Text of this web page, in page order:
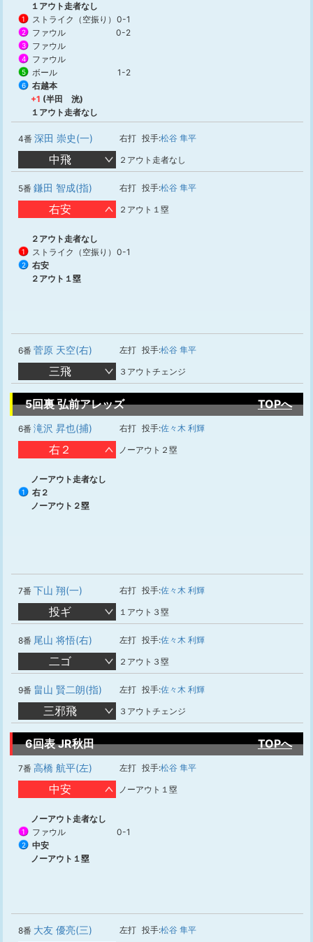
１アウト走者なし
1 ストライク（空振り） 0-1
2 ファウル 0-2
3 ファウル
4 ファウル
5 ボール 1-2
6
右越本
+1 (半田 洸)
１アウト走者なし
4番 深田 崇史(一) 右打 投手:松谷 隼平
中飛 ２アウト走者なし
5番 鎌田 智成(指) 右打 投手:松谷 隼平
右安 ２アウト１塁
２アウト走者なし
1 ストライク（空振り） 0-1
2
右安
２アウト１塁
6番 菅原 天空(右) 左打 投手:松谷 隼平
三飛 ３アウトチェンジ
5回裏 弘前アレッズ TOPへ
6番 滝沢 昇也(捕) 右打 投手:佐々木 利輝
右２ ノーアウト２塁
ノーアウト走者なし
1
右２
ノーアウト２塁
7番 下山 翔(一) 右打 投手:佐々木 利輝
投ギ １アウト３塁
8番 尾山 将悟(右) 左打 投手:佐々木 利輝
二ゴ ２アウト３塁
9番 畠山 賢二朗(指) 左打 投手:佐々木 利輝
三邪飛 ３アウトチェンジ
6回表 JR秋田 TOPへ
7番 高橋 航平(左) 左打 投手:松谷 隼平
中安 ノーアウト１塁
ノーアウト走者なし
1 ファウル 0-1
2
中安
ノーアウト１塁
8番 大友 優亮(三) 左打 投手:松谷 隼平